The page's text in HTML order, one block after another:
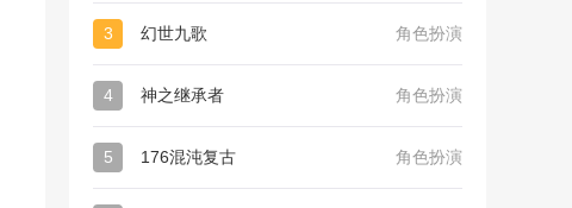
3 幻世九歌 角色扮演
4 神之继承者 角色扮演
5 176混沌复古 角色扮演